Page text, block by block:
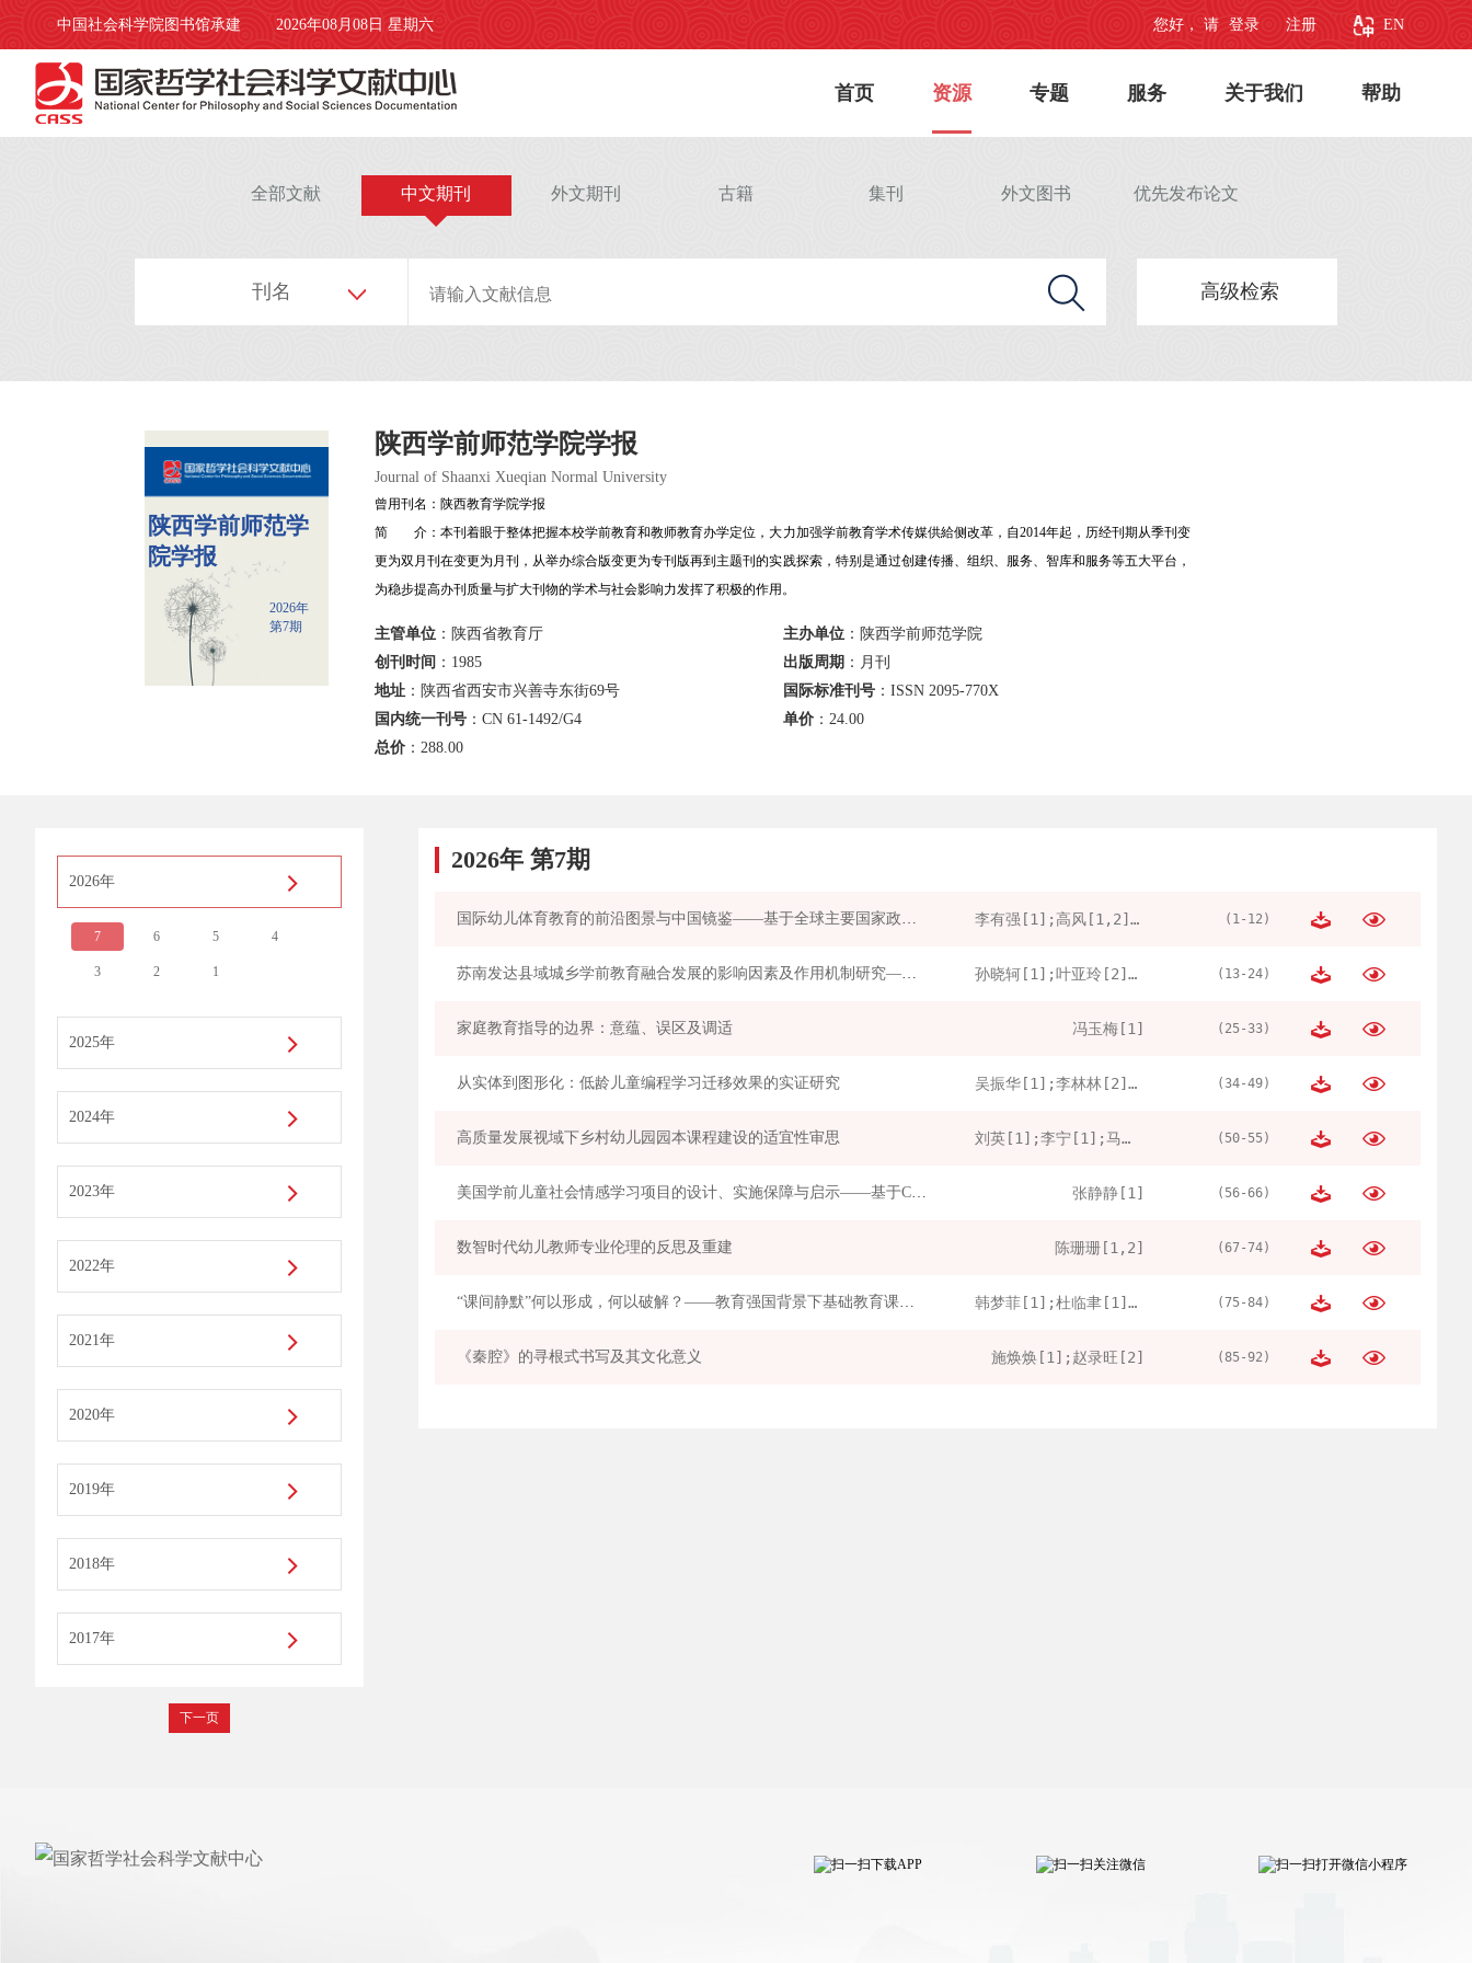
您好， 请 登录 注册 EN
2026年08月08日 星期六
中国社会科学院图书馆承建
首页 资源 专题 服务 关于我们 帮助
全部文献 中文期刊 外文期刊 古籍 集刊 外文图书 优先发布论文
刊名 高级检索
陕西学前师范学
院学报
2026年
第7期
陕西学前师范学院学报
Journal of Shaanxi Xueqian Normal University
曾用刊名：陕西教育学院学报
简 介：本刊着眼于整体把握本校学前教育和教师教育办学定位，大力加强学前教育学术传媒供給侧改革，自2014年起，历经刊期从季刊变
更为双月刊在变更为月刊，从举办综合版变更为专刊版再到主题刊的实践探索，特别是通过创建传播、组织、服务、智库和服务等五大平台，
为稳步提高办刊质量与扩大刊物的学术与社会影响力发挥了积极的作用。
主管单位 ：陕西省教育厅 主办单位：陕西学前师范学院
创刊时间 ：1985 出版周期 ：月刊
地址 ：陕西省西安市兴善寺东街69号 国际标准刊号：ISSN 2095-770X
国内统一刊号 ：CN 61-1492/G4 单价： 24.00
总价 ： 288.00
2026年
7 6 5 4
3 2 1
2025年
2024年
2023年
2022年
2021年
2020年
2019年
2018年
2017年
下一页
2026年 第7期
国际幼儿体育教育的前沿图景与中国镜鉴——基于全球主要国家政策与实践的比较视域 李有强[1];高风[1,2];张家祥[1];唐丽燕[3] (1-12)
苏南发达县域城乡学前教育融合发展的影响因素及作用机制研究——基于扎根理论的质性分析 孙晓轲[1];叶亚玲[2];张亚楠[2] (13-24)
家庭教育指导的边界：意蕴、误区及调适 冯玉梅[1] (25-33)
从实体到图形化：低龄儿童编程学习迁移效果的实证研究 吴振华[1];李林林[2];黄立安[3];张欣宇[3] (34-49)
高质量发展视域下乡村幼儿园园本课程建设的适宜性审思 刘英[1];李宁[1];马晓彤[1] (50-55)
美国学前儿童社会情感学习项目的设计、实施保障与启示——基于CASEL三个认证项目的分析 张静静[1] (56-66)
数智时代幼儿教师专业伦理的反思及重建 陈珊珊[1,2] (67-74)
“课间静默”何以形成，何以破解？——教育强国背景下基础教育课间活动的应然之维与现实进路 韩梦菲[1];杜临聿[1];张芝月[1] (75-84)
《秦腔》的寻根式书写及其文化意义 施焕焕[1];赵录旺[2] (85-92)